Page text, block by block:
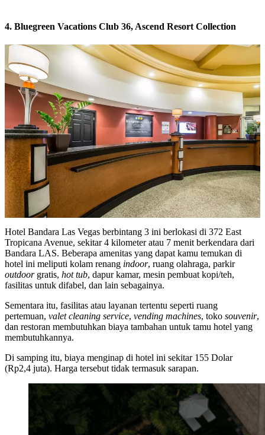
4. Bluegreen Vacations Club 36, Ascend Resort Collection
Hotel Bandara Las Vegas berbintang 3 ini berlokasi di 372 East
Tropicana Avenue, sekitar 4 kilometer atau 7 menit berkendara dari
Bandara LAS. Beberapa amenitas yang dapat kamu temukan di
hotel ini meliputi kolam renang indoor, ruang olahraga, parkir
outdoorgratis, hot tub, dapur kamar, mesin pembuat kopi/teh,
fasilitas untuk difabel, dan lain sebagainya.
Sementara itu, fasilitas atau layanan tertentu seperti ruang
pertemuan, valet cleaning service, vending machines, toko souvenir,
dan restoran membutuhkan biaya tambahan untuk tamu hotel yang
membutuhkannya.
Di samping itu, biaya menginap di hotel ini sekitar 155 Dolar
(Rp2,4 juta). Harga tersebut tidak termasuk sarapan.